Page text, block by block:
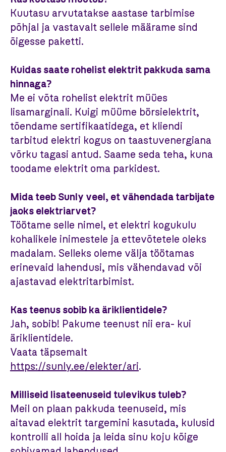
Kuutasu arvutatakse aastase tarbimise
põhjal ja vastavalt sellele määrame sind
õigesse paketti.
Kuidas saate rohelist elektrit pakkuda sama
hinnaga?
Me ei võta rohelist elektrit müües
lisamarginali. Kuigi müüme börsielektrit,
tõendame sertifikaatidega, et kliendi
tarbitud elektri kogus on taastuvenergiana
võrku tagasi antud. Saame seda teha, kuna
toodame elektrit oma parkidest.
Mida teeb Sunly veel, et vähendada tarbijate
jaoks elektriarvet?
Töötame selle nimel, et elektri kogukulu
kohalikele inimestele ja ettevõtetele oleks
madalam. Selleks oleme välja töötamas
erinevaid lahendusi, mis vähendavad või
ajastavad elektritarbimist.
Kas teenus sobib ka äriklientidele?
Jah, sobib! Pakume teenust nii era- kui
äriklientidele.
Vaata täpsemalt
https://sunly.ee/elekter/ari.
Milliseid lisateenuseid tulevikus tuleb?
Meil on plaan pakkuda teenuseid, mis
aitavad elektrit targemini kasutada, kulusid
kontrolli all hoida ja leida sinu koju kõige